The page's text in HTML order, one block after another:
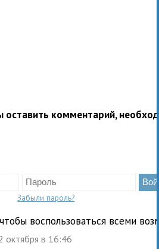
оставить комментарий,
Забыли пароль?
воспользоваться всеми
октября в 16:46